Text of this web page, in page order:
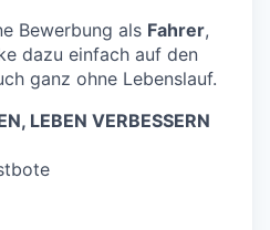
Bewerbung als Fahrer,
dazu einfach auf den
ganz ohne Lebenslauf.
LEBEN VERBESSERN